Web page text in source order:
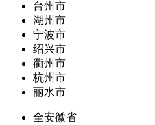
台州市
湖州市
宁波市
绍兴市
衢州市
杭州市
丽水市
全安徽省